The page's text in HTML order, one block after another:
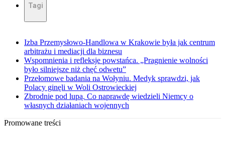
Tagi
Izba Przemysłowo-Handlowa w Krakowie była jak centrum
arbitrażu i mediacji dla biznesu
Wspomnienia i refleksje powstańca. „Pragnienie wolności
było silniejsze niż chęć odwetu”
Przełomowe badania na Wołyniu. Medyk sprawdzi, jak
Polacy ginęli w Woli Ostrowieckiej
Zbrodnie pod lupą. Co naprawdę wiedzieli Niemcy o
własnych działaniach wojennych
Promowane treści